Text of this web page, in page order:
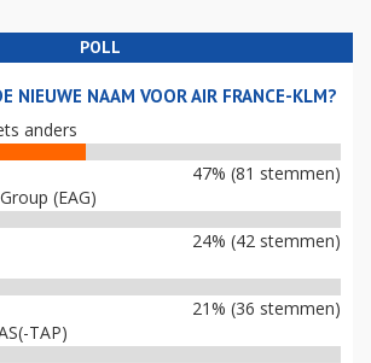
POLL
NIEUWE NAAM VOOR AIR FRANCE-KLM?
anders
47% (81 stemmen)
(EAG)
24% (42 stemmen)
21% (36 stemmen)
TAP)